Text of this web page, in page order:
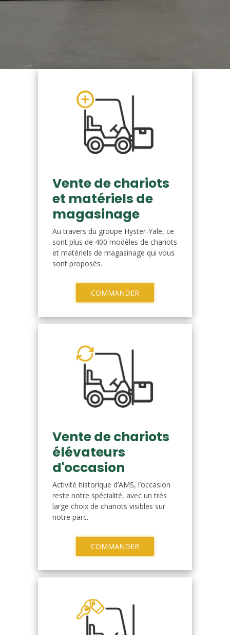
Vente de chariots
et matériels de
magasinage
Au travers du groupe Hyster-Yale, ce
sont plus de 400 modèles de chariots
et matériels de magasinage qui vous
sont proposés.
COMMANDER
Vente de chariots
élévateurs
d'occasion
Activité historique d’AMS, l’occasion
reste notre spécialité, avec un très
large choix de chariots visibles sur
notre parc.
COMMANDER